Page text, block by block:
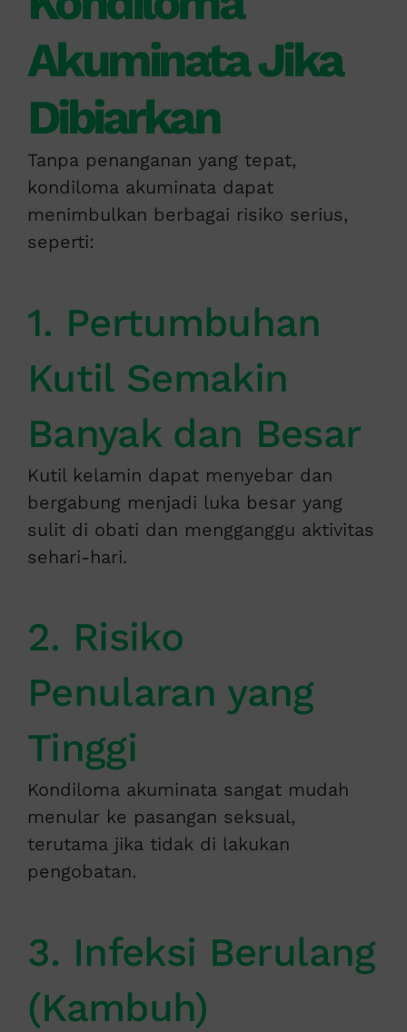
Akuminata Jika
Dibiarkan
Tanpa penanganan yang tepat,
kondiloma akuminata dapat
menimbulkan berbagai risiko serius,
seperti:
1. Pertumbuhan
Kutil Semakin
Banyak dan Besar
Kutil kelamin dapat menyebar dan
bergabung menjadi luka besar yang
sulit di obati dan mengganggu aktivitas
sehari-hari.
2. Risiko
Penularan yang
Tinggi
Kondiloma akuminata sangat mudah
menular ke pasangan seksual,
terutama jika tidak di lakukan
pengobatan.
3. Infeksi Berulang
(Kambuh)